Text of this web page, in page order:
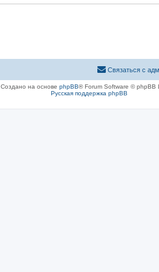
Связаться с
Создано на основе phpBB® Forum Software © phpBB
Русская поддержка phpBB